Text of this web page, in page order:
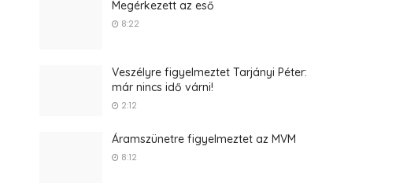
Megérkezett az eső
8:22
Veszélyre figyelmeztet Tarjányi Péter:
már nincs idő várni!
2:12
Áramszünetre figyelmeztet az MVM
8:12